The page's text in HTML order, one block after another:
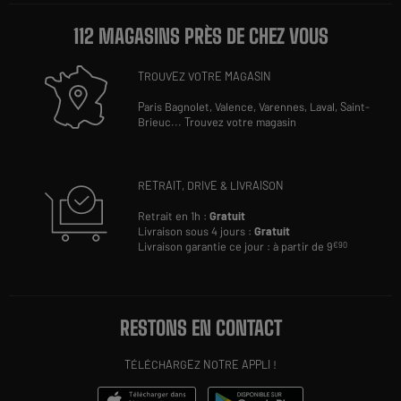
112 MAGASINS PRÈS DE CHEZ VOUS
TROUVEZ VOTRE MAGASIN
Paris Bagnolet,Valence,Varennes, Laval,Saint-
Brieuc...Trouvez votre magasin
RETRAIT, DRIVE & LIVRAISON
Retrait en 1h :Gratuit
Livraison sous 4 jours :Gratuit
Livraison garantie ce jour : à partir de 9€90
RESTONS EN CONTACT
TÉLÉCHARGEZ NOTRE APPLI !